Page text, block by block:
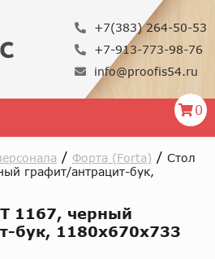
+7(383) 264-50-53
+7-913-773-98-76
info@proofis54.ru
0
/ Форта (Forta) / Стол
графит/антрацит-бук,
1167, черный
бук, 1180х670х733